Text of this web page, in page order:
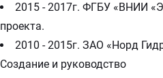
2015 - 2017г. ФГБУ «ВНИИ
проекта.
2010 - 2015г. ЗАО «Норд
Создание и руководство